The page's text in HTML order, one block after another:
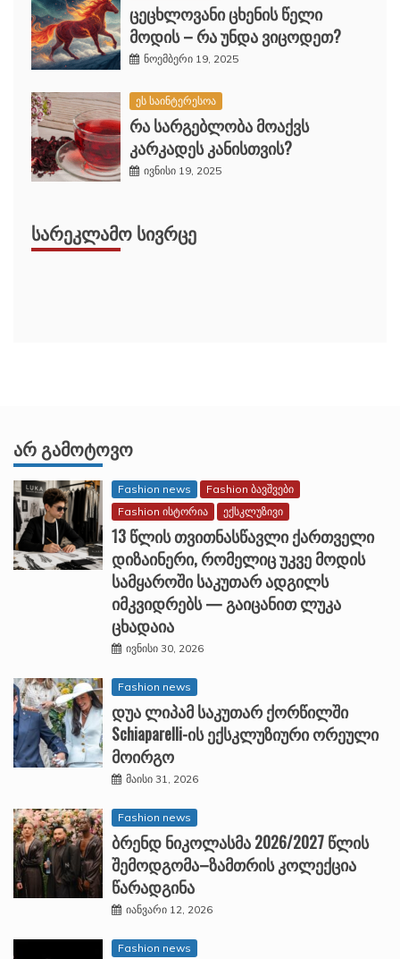
ცეცხლოვანი ცხენის წელი
მოდის – რა უნდა ვიცოდეთ?
ნოემბერი 19, 2025
ეს საინტერესოა
რა სარგებლობა მოაქვს
კარკადეს კანისთვის?
ივნისი 19, 2025
ᲡᲐᲠᲔᲙᲚᲐᲛᲝ ᲡᲘᲕᲠᲪᲔ
ᲐᲠ ᲒᲐᲛᲝᲢᲝᲕᲝ
Fashion news
Fashion ბავშვები
Fashion ისტორია
ექსკლუზივი
13 წლის თვითნასწავლი ქართველი
დიზაინერი, რომელიც უკვე მოდის
სამყაროში საკუთარ ადგილს
იმკვიდრებს — გაიცანით ლუკა
ცხადაია
ივნისი 30, 2026
Fashion news
დუა ლიპამ საკუთარ ქორწილში
Schiaparelli-ის ექსკლუზიური ორეული
მოირგო
მაისი 31, 2026
Fashion news
ბრენდ ნიკოლასმა 2026/2027 წლის
შემოდგომა–ზამთრის კოლექცია
წარადგინა
იანვარი 12, 2026
Fashion news